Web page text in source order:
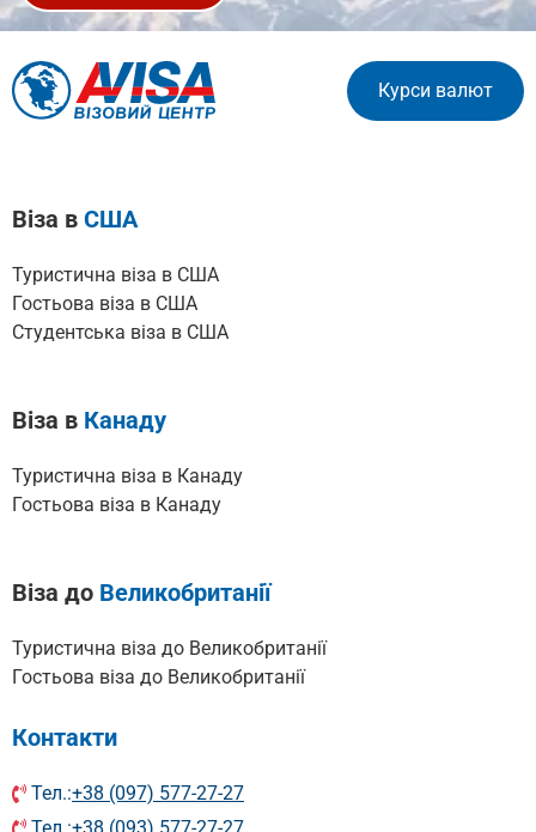
Курси валют
Віза в США
Туристична віза в США
Гостьова віза в США
Cтудентська віза в США
Віза в Канаду
Туристична віза в Канаду
Гостьова віза в Канаду
Віза до Великобританії
Туристична віза до Великобританії
Гостьова віза до Великобританії
Контакти
Тел.:+38 (097) 577-27-27